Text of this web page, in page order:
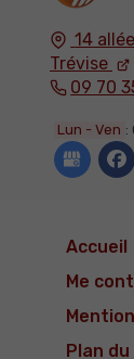
14
Trévise
09 70
Lun - Ven :
Accueil
Me
Plan